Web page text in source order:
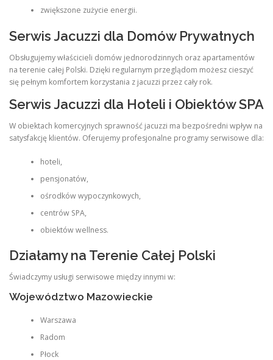
zwiększone zużycie energii.
Serwis Jacuzzi dla Domów Prywatnych
Obsługujemy właścicieli domów jednorodzinnych oraz apartamentów
na terenie całej Polski. Dzięki regularnym przeglądom możesz cieszyć
się pełnym komfortem korzystania z jacuzzi przez cały rok.
Serwis Jacuzzi dla Hoteli i Obiektów SPA
W obiektach komercyjnych sprawność jacuzzi ma bezpośredni wpływ na
satysfakcję klientów. Oferujemy profesjonalne programy serwisowe dla:
hoteli,
pensjonatów,
ośrodków wypoczynkowych,
centrów SPA,
obiektów wellness.
Działamy na Terenie Całej Polski
Świadczymy usługi serwisowe między innymi w:
Województwo Mazowieckie
Warszawa
Radom
Płock